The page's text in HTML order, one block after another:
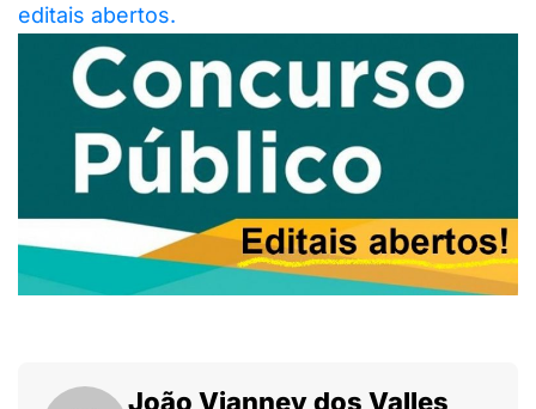
editais abertos.
João Vianney dos Valles